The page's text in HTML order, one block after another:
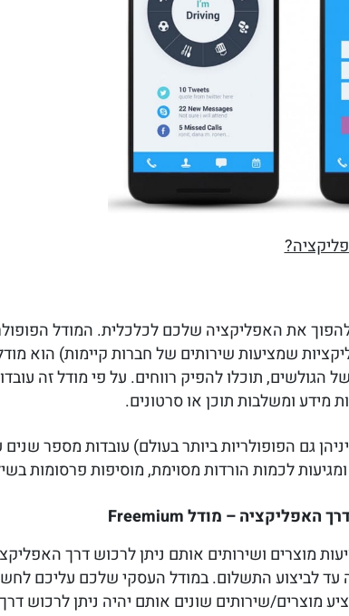
את האפליקציה שלכם לכלכלית. המודל
שמציעות שירותים של חברות קיימות) הוא
הגולשים, תוכלו להפיק רווחים. על פי מודל זה
מידע ומשלבות תוכן או סרטונים.
גם הפופולריות ביותר בעולם) עובדות מספר
לכמות הורדות מסוימת, מוסיפות פרסומות
האפליקציה – מודלFreemium
מוצרים ושירותים אותם ניתן לרכוש דרך
עד לביצוע התשלום. במודל העסקי שלכם עליכם
מוצרים/שירותים שונים אותם יהיה ניתן לרכוש